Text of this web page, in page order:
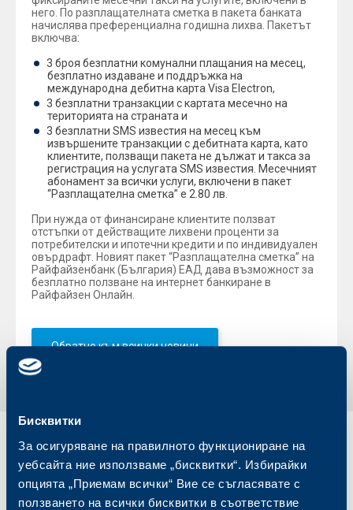
Бисквитки
За осигуряване на правилното функциониране на
уебсайта ние използваме „бисквитки“. Избирайки
опцията „Приемам всички“ Вие се съгласявате с
ползването на всички бисквитки в съответствие
него. По разплащателната сметка в пакета банката
начислява преференциална годишна лихва. Пакетът
включва:
3 броя безплатни комунални плащания на месец,
безплатно издаване и поддръжка на
международна дебитна карта Visa Electron,
3 безплатни транзакции с картата месечно на
територията на страната и
3 безплатни SMS известия на месец към
извършените транзакции с дебитната карта, като
клиентите, ползващи пакета не дължат и такса за
регистрация на услугата SMS известия. Месечният
абонамент за всички услуги, включени в пакет
“Разплащателна сметка” е 2.80 лв.
При нужда от финансиране клиентите ползват
отстъпки от действащите лихвени проценти за
потребителски и ипотечни кредити и по индивидуален
овърдрафт. Новият пакет “Разплащателна сметка” на
Райфайзенбанк (България) ЕАД дава възможност за
безплатно ползване на интернет банкиране в
Райфайзен Онлайн.
Обратно към всички новини
Индивидуални
клиенти
Карти
Бизнес
клиенти
Кредитиране